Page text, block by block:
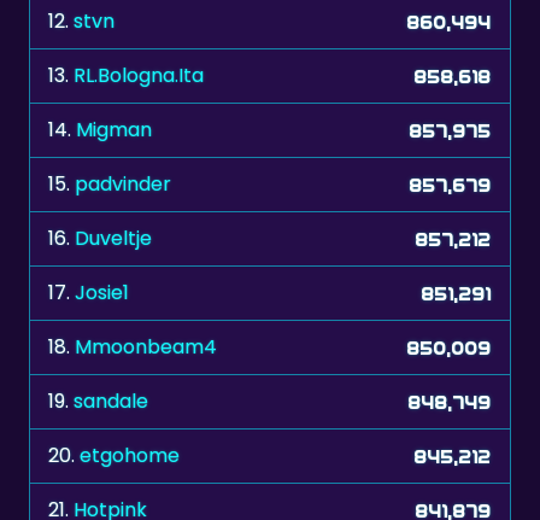
13. RL.Bologna.Ita 858,618
14.Migman 857,975
15. padvinder 857,679
16. Duveltje 857,212
17. Josie1 851,291
18. Mmoonbeam4 850,009
19. sandale 848,749
20.etgohome 845,212
21. Hotpink 841,879
22.guta 840,261